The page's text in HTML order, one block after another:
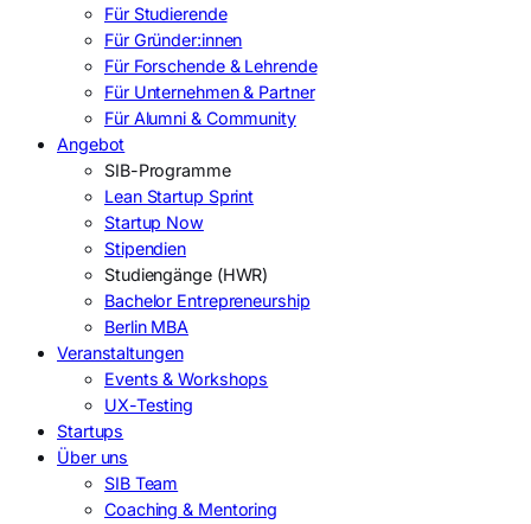
Für Studierende
Für Gründer:innen
Für Forschende & Lehrende
Für Unternehmen & Partner
Für Alumni & Community
Angebot
SIB-Programme
Lean Startup Sprint
Startup Now
Stipendien
Studiengänge (HWR)
Bachelor Entrepreneurship
Berlin MBA
Veranstaltungen
Events & Workshops
UX-Testing
Startups
Über uns
SIB Team
Coaching & Mentoring